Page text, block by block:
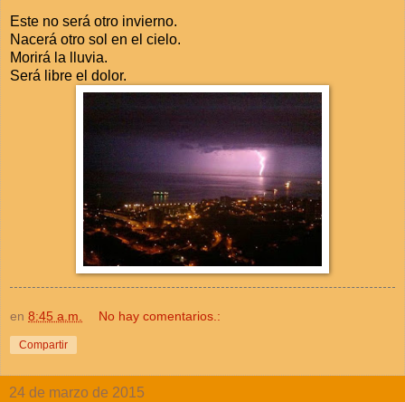
Este no será otro invierno.
Nacerá otro sol en el cielo.
Morirá la lluvia.
Será libre el dolor.
en 8:45 a.m. No hay comentarios.:
Compartir
24 de marzo de 2015